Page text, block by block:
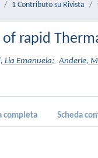
1 Contributo su Rivista
rapid
Lia Emanuela; Anderle,
completa Scheda